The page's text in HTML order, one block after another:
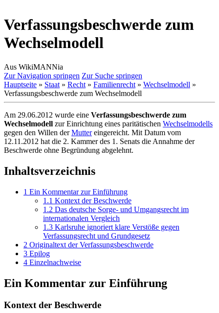
Verfassungsbeschwerde zum
Wechselmodell
Aus WikiMANNia
Zur Navigation springen Zur Suche springen
Hauptseite » Staat » Recht » Familienrecht » Wechselmodell »
Verfassungsbeschwerde zum Wechselmodell
Am 29.06.2012 wurde eine Verfassungsbeschwerde zum
Wechselmodell zur Einrichtung eines paritätischen Wechselmodells
gegen den Willen derMuttereingereicht. Mit Datum vom
12.11.2012 hat die 2. Kammer des 1. Senats die Annahme der
Beschwerde ohne Begründung abgelehnt.
Inhaltsverzeichnis
1 Ein Kommentar zur Einführung
1.1 Kontext der Beschwerde
1.2 Das deutsche Sorge- und Umgangsrecht im
internationalen Vergleich
1.3 Karlsruhe ignoriert klare Verstöße gegen
Verfassungsrecht und Grundgesetz
2 Originaltext der Verfassungsbeschwerde
3 Epilog
4 Einzelnachweise
Ein Kommentar zur Einführung
Kontext der Beschwerde